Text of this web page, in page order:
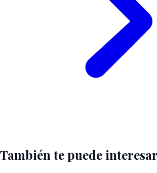
También te puede interesar